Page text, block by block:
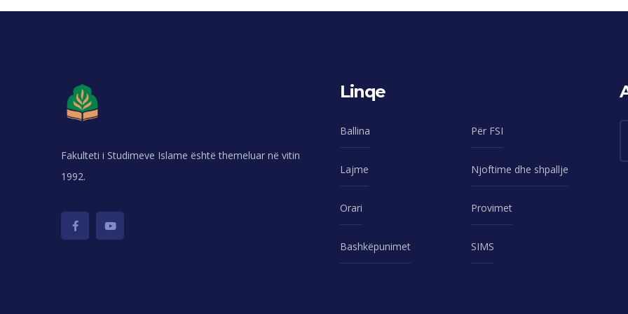
Fakulteti i Studimeve Islame është themeluar në vitin
1992.
Linqe
Ballina Për FSI
Lajme Njoftime dhe shpallje
Orari Provimet
Bashkëpunimet SIMS